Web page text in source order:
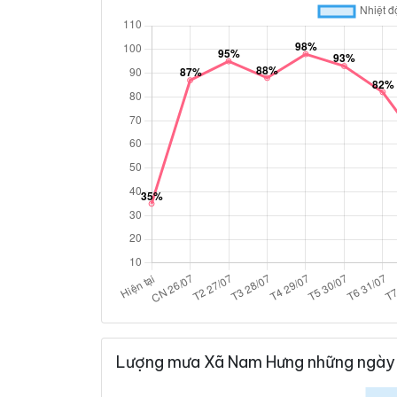
Lượng mưa Xã Nam Hưng những